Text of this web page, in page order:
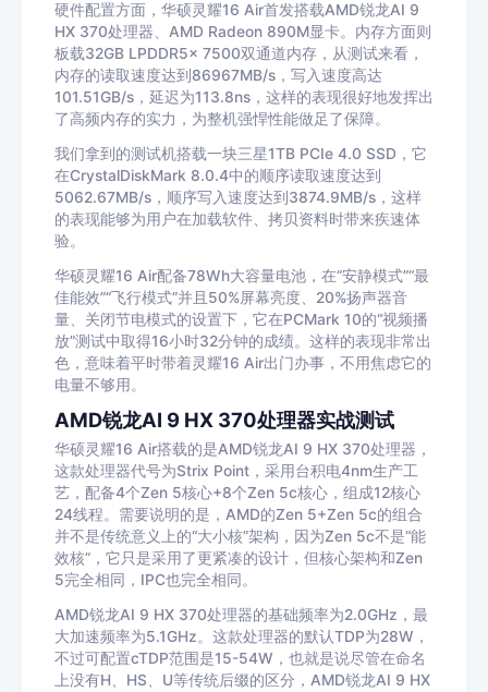
硬件配置方面，华硕灵耀16 Air首发搭载AMD锐龙AI 9
HX 370处理器、AMD Radeon 890M显卡。内存方面则
板载32GB LPDDR5x 7500双通道内存，从测试来看，
内存的读取速度达到86967MB/s，写入速度高达
101.51GB/s，延迟为113.8ns，这样的表现很好地发挥出
了高频内存的实力，为整机强悍性能做足了保障。
我们拿到的测试机搭载一块三星1TB PCIe 4.0 SSD，它
在CrystalDiskMark 8.0.4中的顺序读取速度达到
5062.67MB/s，顺序写入速度达到3874.9MB/s，这样
的表现能够为用户在加载软件、拷贝资料时带来疾速体
验。
华硕灵耀16 Air配备78Wh大容量电池，在“安静模式”“最
佳能效”“飞行模式”并且50%屏幕亮度、20%扬声器音
量、关闭节电模式的设置下，它在PCMark 10的“视频播
放”测试中取得16小时32分钟的成绩。这样的表现非常出
色，意味着平时带着灵耀16 Air出门办事，不用焦虑它的
电量不够用。
AMD锐龙AI 9 HX 370处理器实战测试
华硕灵耀16 Air搭载的是AMD锐龙AI 9 HX 370处理器，
这款处理器代号为Strix Point，采用台积电4nm生产工
艺，配备4个Zen 5核心+8个Zen 5c核心，组成12核心
24线程。需要说明的是，AMD的Zen 5+Zen 5c的组合
并不是传统意义上的“大小核”架构，因为Zen 5c不是“能
效核”，它只是采用了更紧凑的设计，但核心架构和Zen
5完全相同，IPC也完全相同。
AMD锐龙AI 9 HX 370处理器的基础频率为2.0GHz，最
大加速频率为5.1GHz。这款处理器的默认TDP为28W，
不过可配置cTDP范围是15-54W，也就是说尽管在命名
上没有H、HS、U等传统后缀的区分，AMD锐龙AI 9 HX